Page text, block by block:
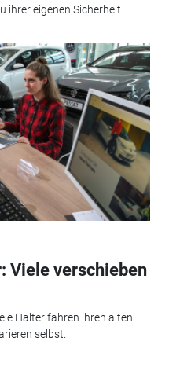
ihrer eigenen Sicherheit.
Viele verschieben
Halter fahren ihren alten
selbst.